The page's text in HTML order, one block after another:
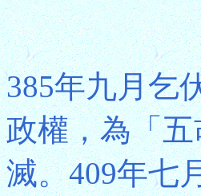
385年九月乞
政權，為「
滅。409年七